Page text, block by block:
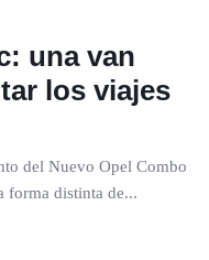
una van
los viajes
del Nuevo Opel Combo
forma distinta de...